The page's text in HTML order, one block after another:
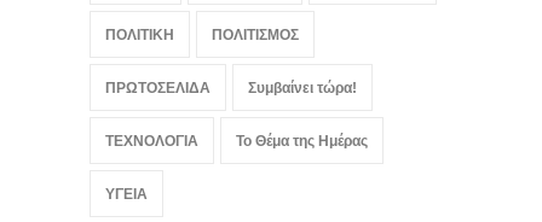
ΠΟΛΙΤΙΚΗ ΠΟΛΙΤΙΣΜΟΣ
ΠΡΩΤΟΣΕΛΙΔΑ Συμβαίνει τώρα!
ΤΕΧΝΟΛΟΓΙΑ Το Θέμα της Ημέρας
ΥΓΕΙΑ